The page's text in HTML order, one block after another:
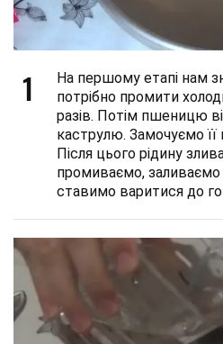
1
На першому етапі нам
потрібно промити
разів. Потім пшеницю
каструлю. Замочуємо її
Після цього рідину
промиваємо,
ставимо варитися до